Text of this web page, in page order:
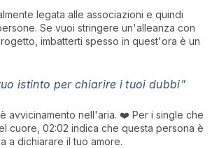
legata alle associazioni e quindi
Se vuoi stringere un'alleanza con
imbatterti spesso in quest'ora è un
istinto per chiarire i tuoi dubbi"
avvicinamento nell'aria. ❤️ Per i single che
cuore, 02:02 indica che questa persona è
a dichiarare il tuo amore.